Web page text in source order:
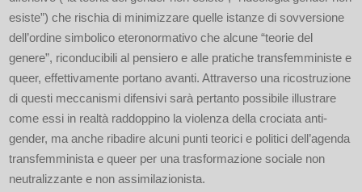
esiste”) che rischia di minimizzare quelle istanze di sovversione
dell’ordine simbolico eteronormativo che alcune “teorie del
genere”, riconducibili al pensiero e alle pratiche transfemministe e
queer, effettivamente portano avanti. Attraverso una ricostruzione
di questi meccanismi difensivi sarà pertanto possibile illustrare
come essi in realtà raddoppino la violenza della crociata anti-
gender, ma anche ribadire alcuni punti teorici e politici dell’agenda
transfemminista e queer per una trasformazione sociale non
neutralizzante e non assimilazionista.